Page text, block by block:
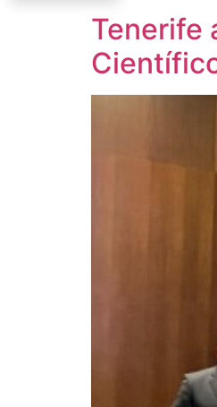
Tenerife